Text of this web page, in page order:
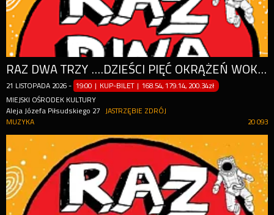
RAZ DWA TRZY ….DZIEŚCI PIĘĆ OKRĄŻEŃ WOKÓŁ SŁOŃCA. JUBILEUSZ 35-LECIA ZESPOŁU!
21 LISTOPADA 2026 - 19:00 | KUP-BILET |168.54, 179.14, 200.34zł
MIEJSKI OŚRODEK KULTURY
Aleja Józefa Piłsudskiego 27
JASTRZĘBIE ZDRÓJ
20 093
MUZYKA